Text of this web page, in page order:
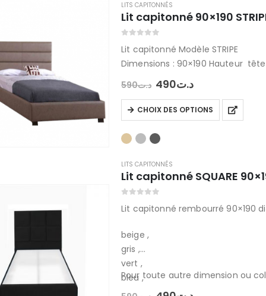
LITS CAPITONNÉS
Lit capitonné 90×190
Lit capitonné Modèle STRIPE
Dimensions : 90×190 Hauteur tête
Livraison 7 jours
د.ت590 Le
initial
était :
د.ت490 Le
actuel
est :
CHOIX DES OPTIONS
Ce
produit
a
variations.
Les
options
peuvent
choisies
sur
la
page
du
LITS CAPITONNÉS
Lit capitonné SQUARE
Lit capitonné rembourré 90×190
beige ,
gris ,
vert ,
bleu ,
noir ,
Pour toute autre dimension ou